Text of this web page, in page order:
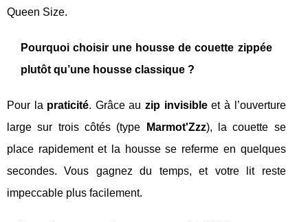
Queen Size.
Pourquoi choisir une housse de couette zippée
plutôt qu’une housse classique ?
Pour la praticité. Grâce auzip invisibleet à l’ouverture
large sur trois côtés (type
Marmot'Zzz), la couette se
place rapidement et la housse se referme en quelques
secondes. Vous gagnez du temps, et votre lit reste
impeccable plus facilement.